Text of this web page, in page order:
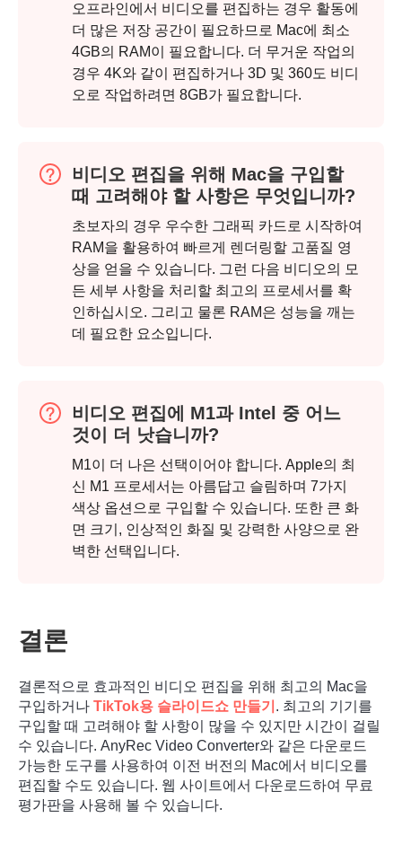
3단계.
4단계.
오프라인에서 비디오를 편집하는 경우 활동에
더 많은 저장 공간이 필요하므로 Mac에 최소
4GB의 RAM이 필요합니다. 더 무거운 작업의
경우 4K와 같이 편집하거나 3D 및 360도 비디
오로 작업하려면 8GB가 필요합니다.
비디오 편집을 위해 Mac을 구입할
때 고려해야 할 사항은 무엇입니까?
초보자의 경우 우수한 그래픽 카드로 시작하여
RAM을 활용하여 빠르게 렌더링할 고품질 영
상을 얻을 수 있습니다. 그런 다음 비디오의 모
든 세부 사항을 처리할 최고의 프로세서를 확
인하십시오. 그리고 물론 RAM은 성능을 깨는
데 필요한 요소입니다.
비디오 편집에 M1과 Intel 중 어느
것이 더 낫습니까?
M1이 더 나은 선택이어야 합니다. Apple의 최
신 M1 프로세서는 아름답고 슬림하며 7가지
색상 옵션으로 구입할 수 있습니다. 또한 큰 화
면 크기, 인상적인 화질 및 강력한 사양으로 완
벽한 선택입니다.
결론
결론적으로 효과적인 비디오 편집을 위해 최고의 Mac을
구입하거나 TikTok용 슬라이드쇼 만들기 . 최고의 기기를
구입할 때 고려해야 할 사항이 많을 수 있지만 시간이 걸릴
수 있습니다. AnyRec Video Converter와 같은 다운로드
가능한 도구를 사용하여 이전 버전의 Mac에서 비디오를
편집할 수도 있습니다. 웹 사이트에서 다운로드하여 무료
평가판을 사용해 볼 수 있습니다.